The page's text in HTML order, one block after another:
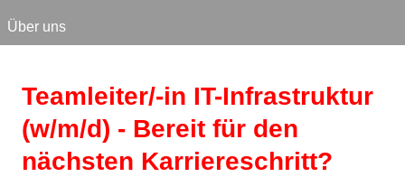
Über uns
Teamleiter/-in IT-Infrastruktur
(w/m/d) - Bereit für den
nächsten Karriereschritt?